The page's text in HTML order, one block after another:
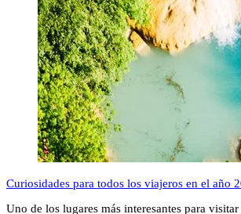
Curiosidades para todos los viajeros en el año
Uno de los lugares más interesantes para